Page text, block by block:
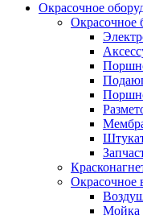
Окрасочное
Окрасочное
Окрасочное
Мойка